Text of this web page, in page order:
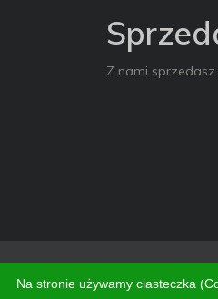
Z nami sprzedasz
Na stronie używamy ciasteczka